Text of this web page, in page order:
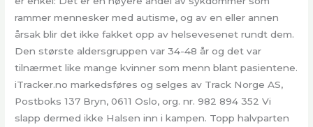
rammer mennesker med autisme, og av en eller annen
årsak blir det ikke fakket opp av helsevesenet rundt dem.
Den største aldersgruppen var 34-48 år og det var
tilnærmet like mange kvinner som menn blant pasientene.
iTracker.no markedsføres og selges av Track Norge AS,
Postboks 137 Bryn, 0611 Oslo, org. nr. 982 894 352 Vi
slapp dermed ikke Halsen inn i kampen. Topp halvparten